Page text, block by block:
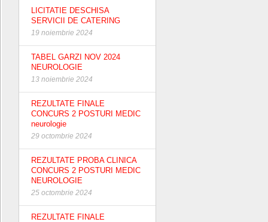
LICITATIE DESCHISA
SERVICII DE CATERING
19 noiembrie 2024
TABEL GARZI NOV 2024
NEUROLOGIE
13 noiembrie 2024
REZULTATE FINALE
CONCURS 2 POSTURI MEDIC
neurologie
29 octombrie 2024
REZULTATE PROBA CLINICA
CONCURS 2 POSTURI MEDIC
NEUROLOGIE
25 octombrie 2024
REZULTATE FINALE